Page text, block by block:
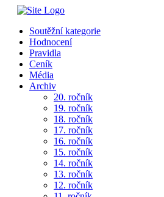
Soutěžní kategorie
Hodnocení
Pravidla
Ceník
Média
Archiv
20. ročník
19. ročník
18. ročník
17. ročník
16. ročník
15. ročník
14. ročník
13. ročník
12. ročník